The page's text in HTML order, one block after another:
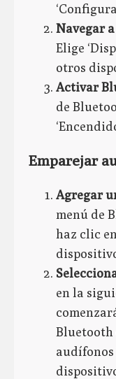
Navegar
Elige
otros
Activar
de
Emparejar
Agregar
menú de
haz clic
en la
Bluetooth
audífonos